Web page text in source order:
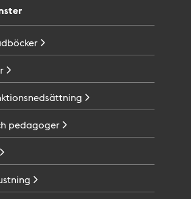
pedagoger